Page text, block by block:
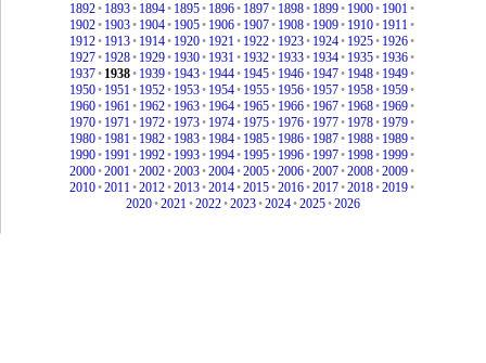
1892• 1893• 1894• 1895• 1896• 1897• 1898• 1899• 1900• 1901•
1902• 1903• 1904• 1905• 1906• 1907• 1908• 1909• 1910• 1911•
1912• 1913• 1914• 1920• 1921• 1922• 1923• 1924• 1925• 1926•
1927• 1928• 1929• 1930• 1931• 1932• 1933• 1934• 1935• 1936•
1937• 1938• 1939• 1943• 1944• 1945• 1946• 1947• 1948• 1949•
1950• 1951• 1952• 1953• 1954• 1955• 1956• 1957• 1958• 1959•
1960• 1961• 1962• 1963• 1964• 1965• 1966• 1967• 1968• 1969•
1970• 1971• 1972• 1973• 1974• 1975• 1976• 1977• 1978• 1979•
1980• 1981• 1982• 1983• 1984• 1985• 1986• 1987• 1988• 1989•
1990• 1991• 1992• 1993• 1994• 1995• 1996• 1997• 1998• 1999•
2000•2001•2002•2003•2004•2005•2006•2007•2008•2009•
2010•2011•2012•2013•2014•2015•2016•2017•2018•2019•
2020•2021•2022•2023•2024•2025•2026